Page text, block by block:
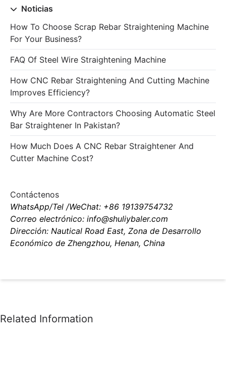
Noticias
How To Choose Scrap Rebar Straightening Machine
For Your Business?
FAQ Of Steel Wire Straightening Machine
How CNC Rebar Straightening And Cutting Machine
Improves Efficiency?
Why Are More Contractors Choosing Automatic Steel
Bar Straightener In Pakistan?
How Much Does A CNC Rebar Straightener And
Cutter Machine Cost?
Contáctenos
WhatsApp/Tel /WeChat: +86 19139754732
Correo electrónico: info@shuliybaler.com
Dirección: Nautical Road East, Zona de Desarrollo
Económico de Zhengzhou, Henan, China